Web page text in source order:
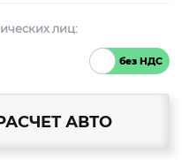
лиц:
АВТО